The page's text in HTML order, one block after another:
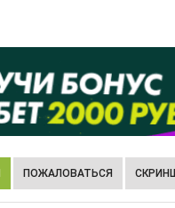
ПОЖАЛОВАТЬСЯ